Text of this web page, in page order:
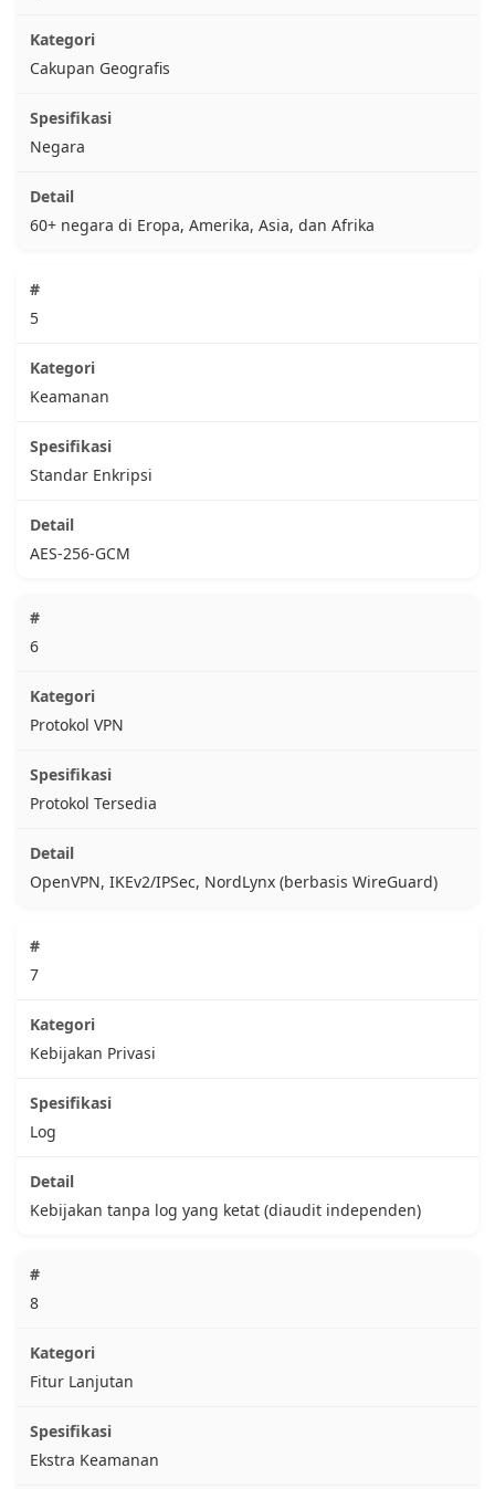
Cakupan Geografis
Negara
60+ negara di Eropa, Amerika, Asia, dan Afrika
5
Keamanan
Standar Enkripsi
AES-256-GCM
6
Protokol VPN
Protokol Tersedia
OpenVPN, IKEv2/IPSec, NordLynx (berbasis WireGuard)
7
Kebijakan Privasi
Log
Kebijakan tanpa log yang ketat (diaudit independen)
8
Fitur Lanjutan
Ekstra Keamanan